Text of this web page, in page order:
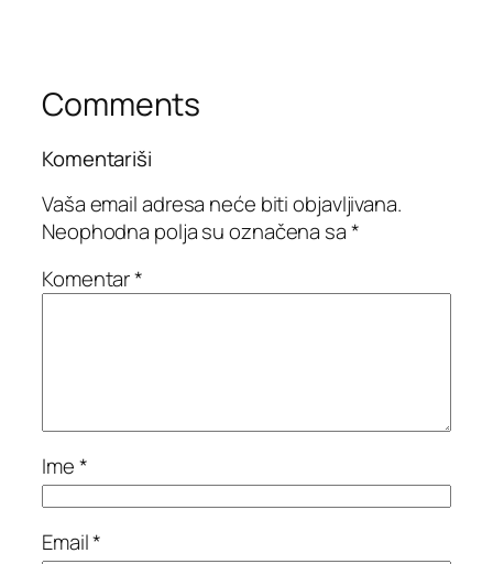
Comments
Komentariši
Vaša email adresa neće biti objavljivana.
Neophodna polja su označena sa*
Komentar*
Ime*
Email*